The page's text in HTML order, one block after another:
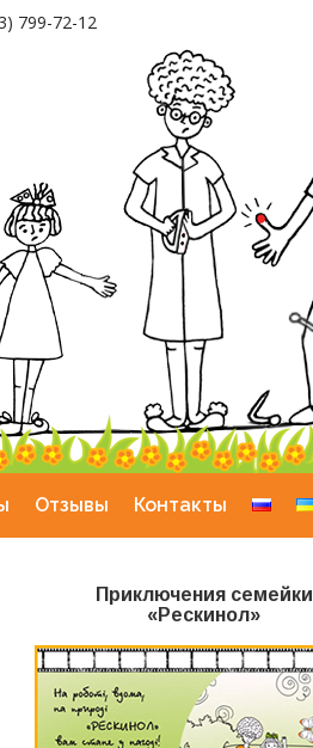
799-72-12
Отзывы Контакты
Приключения семейки
«Рескинол»